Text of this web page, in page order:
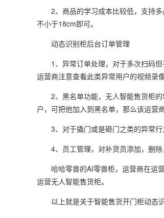
2、商品的学习成本比较低，支持多
不小于18cm即可。
动态识别柜后台订单管理
1、异常订单处理，对于多次扫码但
运营商注意查看此类异常用户的视频录
2、黑名单功能，无人智能售货柜的
户，可把他加入到黑名单，那么该运营
3、对于撬门或是砸门之类的异常行
4、员工管理，对补货员添加，删除
哈哈零兽的AI零兽柜，运营商在运营
运营无人智能售货柜。
以上就是关于智能售货开门柜动态识